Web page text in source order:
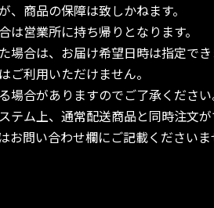
商品の保障は致しかねます。
営業所に持ち帰りとなります。
場合は、お届け希望日時は指定でき
ご利用いただけません。
合がありますのでご了承ください
テム上、通常配送商品と同時注文
お問い合わせ欄にご記載ください